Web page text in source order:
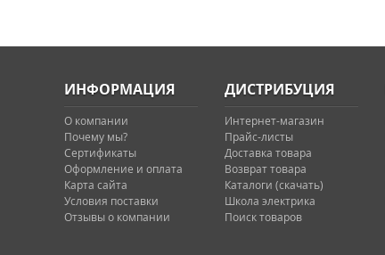
ИНФОРМАЦИЯ
О компании
Почему мы?
Сертификаты
Оформление и оплата
Карта сайта
Условия поставки
Отзывы о компании
ДИСТРИБУЦИЯ
Интернет-магазин
Прайс-листы
Доставка товара
Возврат товара
Каталоги (скачать)
Школа электрика
Поиск товаров